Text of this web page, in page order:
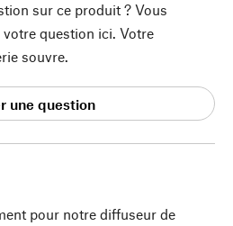
pour notre diffuseur de
sur ce produit ? Vous
question ici. Votre
souvre.
une question